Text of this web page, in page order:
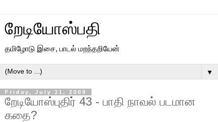
றேடியோஸ்பதி
தமிழோடு இசை, பாடல் மறந்தறியேன்
▼
Friday, July 31, 2009
றேடியோஸ்புதிர் 43 - பாதி நாவல் படமான
கதை?